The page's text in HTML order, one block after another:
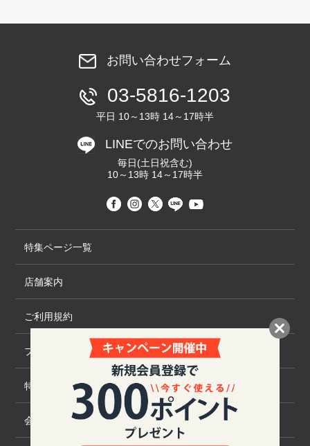
お問い合わせフォーム
03-5816-1203
平日 10～13時 14～17時半
LINEでのお問い合わせ
毎日(土日祝含む)
10～13時 14～17時半
特集ページ一覧
店舗案内
ご利用規約
プライバシーポリシー
特定商取引法について
会社概要